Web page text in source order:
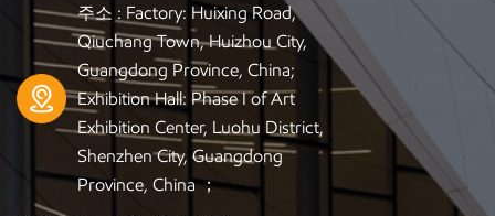
주소 : Factory: Huixing Road,
Qiuchang Town, Huizhou City,
Guangdong Province, China;
Exhibition Hall: Phase I of Art
Exhibition Center, Luohu District,
Shenzhen City, Guangdong
Province, China ；